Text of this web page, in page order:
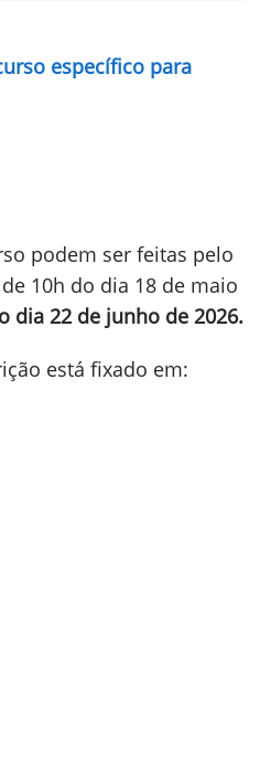
específico para
podem ser feitas pelo
10h do dia 18 de maio
dia 22 de junho de 2026.
está fixado em: